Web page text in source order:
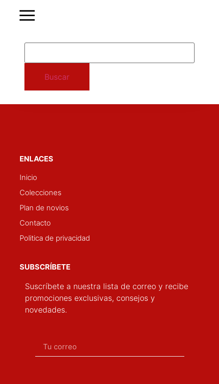
Buscar
ENLACES
Inicio
Colecciones
Plan de novios
Contacto
Politica de privacidad
SUBSCRÍBETE
Suscríbete a nuestra lista de correo y recibe
promociones exclusivas, consejos y
novedades.